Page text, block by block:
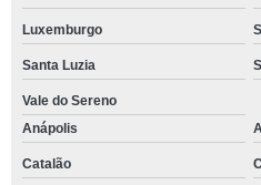
Luxemburgo
Santa Luzia
Vale do Sereno
Anápolis
Catalão